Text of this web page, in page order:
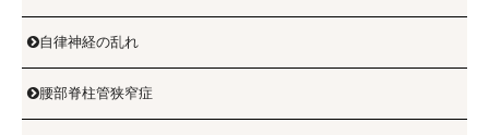
自律神経の乱れ
腰部脊柱管狭窄症